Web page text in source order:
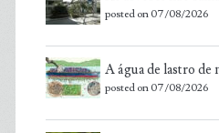
posted on 07/08/2026
A água de lastro de
posted on 07/08/2026